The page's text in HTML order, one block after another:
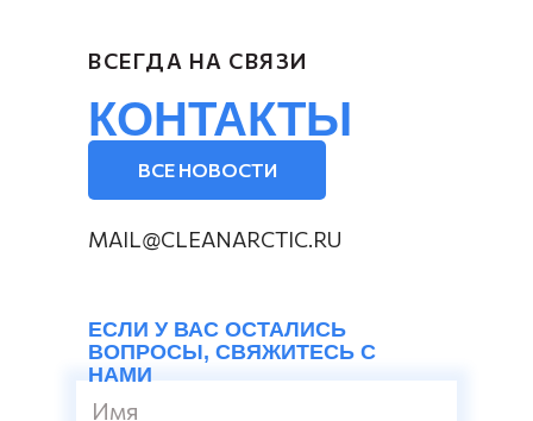
ВСЕ НОВОСТИ
КОНТАКТЫ
ВСЕГДА НА СВЯЗИ
ЕСЛИ У ВАС ОСТАЛИСЬ
ВОПРОСЫ, СВЯЖИТЕСЬ С
НАМИ
Имя
MAIL@CLEANARCTIC.RU